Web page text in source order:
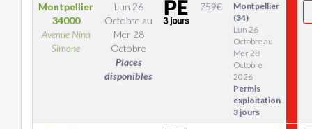
Montpellier
34000
Avenue Nina
Simone
Lun 26
Octobre au
Mer 28
Octobre
Places
disponibles
759€
Montpellier
(34)
Lun 26
Octobre au
Mer 28
Octobre
2026
Permis
exploitation
3 jours